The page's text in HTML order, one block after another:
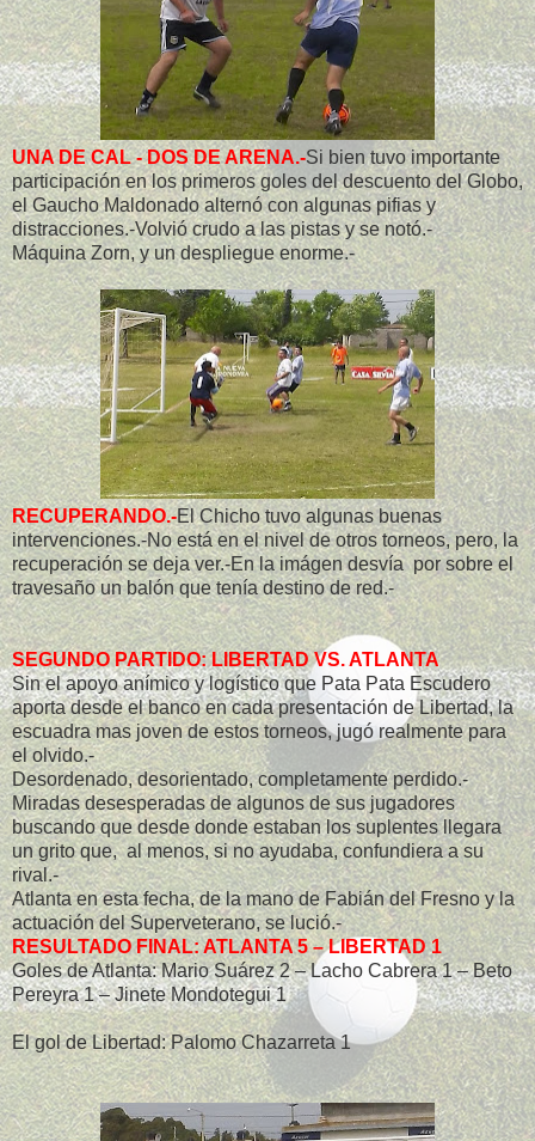
UNA DE CAL - DOS DE ARENA.-Si bien tuvo importante
participación en los primeros goles del descuento del Globo,
el Gaucho Maldonado alternó con algunas pifias y
distracciones.-Volvió crudo a las pistas y se notó.-
Máquina Zorn, y un despliegue enorme.-
RECUPERANDO.-El Chicho tuvo algunas buenas
intervenciones.-No está en el nivel de otros torneos, pero, la
recuperación se deja ver.-En la imágen desvía por sobre el
travesaño un balón que tenía destino de red.-
SEGUNDO PARTIDO: LIBERTAD VS. ATLANTA
Sin el apoyo anímico y logístico que Pata Pata Escudero
aporta desde el banco en cada presentación de Libertad, la
escuadra mas joven de estos torneos, jugó realmente para
el olvido.-
Desordenado, desorientado, completamente perdido.-
Miradas desesperadas de algunos de sus jugadores
buscando que desde donde estaban los suplentes llegara
un grito que, al menos, si no ayudaba, confundiera a su
rival.-
Atlanta en esta fecha, de la mano de Fabián del Fresno y la
actuación del Superveterano, se lució.-
RESULTADO FINAL: ATLANTA 5 – LIBERTAD 1
Goles de Atlanta: Mario Suárez 2 – Lacho Cabrera 1 – Beto
Pereyra 1 – Jinete Mondotegui 1
El gol de Libertad: Palomo Chazarreta 1